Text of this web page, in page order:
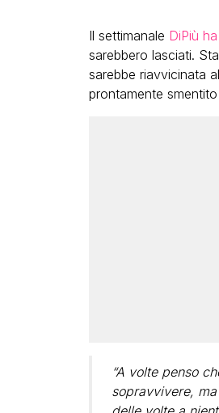
Il settimanale DiPiù
sarebbero lasciati.
sarebbe riavvicinata
prontamente
“A volte penso
sopravvivere,